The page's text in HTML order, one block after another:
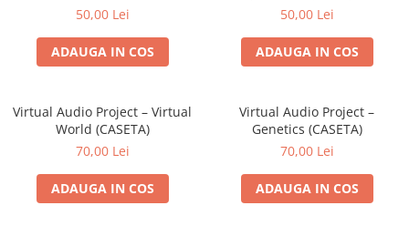
50,00 Lei
ADAUGA IN COS
(CASETA)
50,00 Lei
ADAUGA IN COS
Virtual Audio Project – Virtual
World (CASETA)
70,00 Lei
ADAUGA IN COS
Virtual Audio Project –
Genetics (CASETA)
70,00 Lei
ADAUGA IN COS